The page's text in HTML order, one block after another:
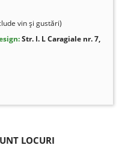
vin și gustări)
Str. I. L Caragiale nr. 7,
LOCURI